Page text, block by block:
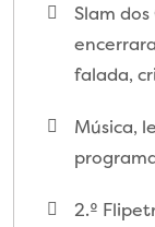
Slam
falada,
Música,
2.º